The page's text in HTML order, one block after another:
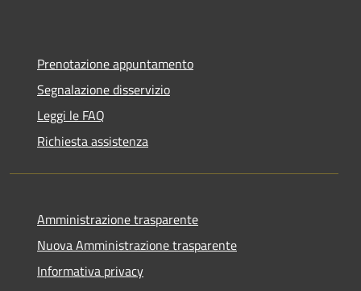
Prenotazione appuntamento
Segnalazione disservizio
Leggi le FAQ
Richiesta assistenza
Amministrazione trasparente
Nuova Amministrazione trasparente
Informativa privacy